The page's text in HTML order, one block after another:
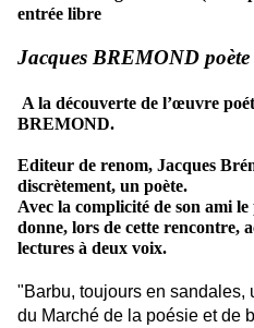
entrée libre
Jacques BREMOND poète
A la découverte de l’œuvre
BREMOND.
Editeur de renom, Jacques
discrètement, un poète.
Avec la complicité de son ami
donne, lors de cette rencontre,
lectures à deux voix.
"Barbu, toujours en sandales,
du Marché de la poésie et de